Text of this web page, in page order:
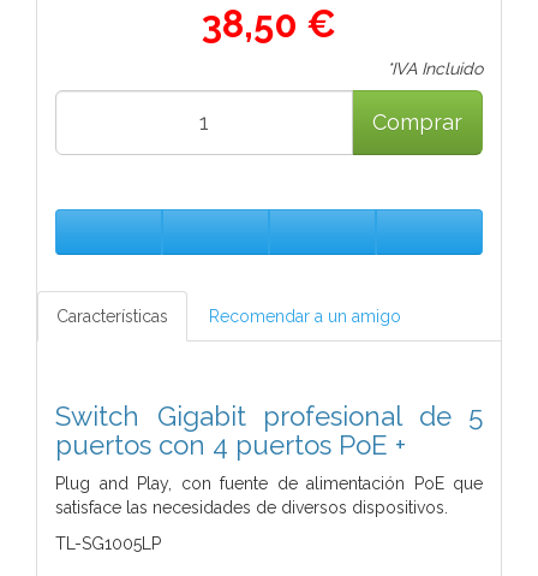
38,50 €
*IVA Incluido
Comprar
Características Recomendar a un amigo
Switch Gigabit profesional de 5
puertos con 4 puertos PoE +
Plug and Play, con fuente de alimentación PoE que
satisface las necesidades de diversos dispositivos.
TL-SG1005LP